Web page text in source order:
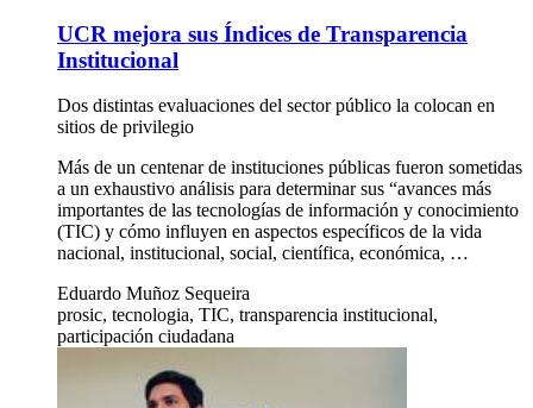
UCR mejora sus Índices de Transparencia
Institucional
Dos distintas evaluaciones del sector público la colocan en
sitios de privilegio
Más de un centenar de instituciones públicas fueron sometidas
a un exhaustivo análisis para determinar sus “avances más
importantes de las tecnologías de información y conocimiento
(TIC) y cómo influyen en aspectos específicos de la vida
nacional, institucional, social, científica, económica, …
Eduardo Muñoz Sequeira
prosic, tecnologia, TIC, transparencia institucional,
participación ciudadana